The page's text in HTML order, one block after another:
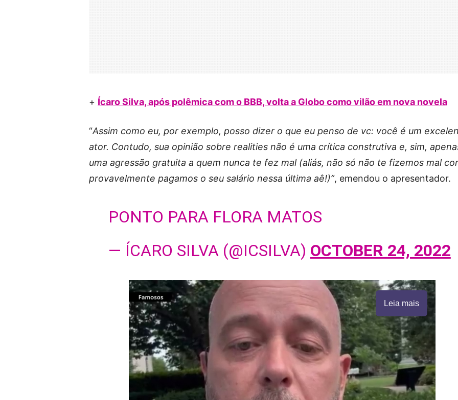
+ Ícaro Silva, após polêmica com o BBB, volta a Globo como vilão em nova novela
“Assim como eu, por exemplo, posso dizer o que eu penso de vc: você é um
ator. Contudo, sua opinião sobre realities não é uma crítica construtiva e, sim,
uma agressão gratuita a quem nunca te fez mal (aliás, não só não te fizemos mal
provavelmente pagamos o seu salário nessa última aê!)”, emendou o apresentador.
PONTO PARA FLORA MATOS
— ÍCARO SILVA (@ICSILVA) OCTOBER 24, 2022
Leia mais